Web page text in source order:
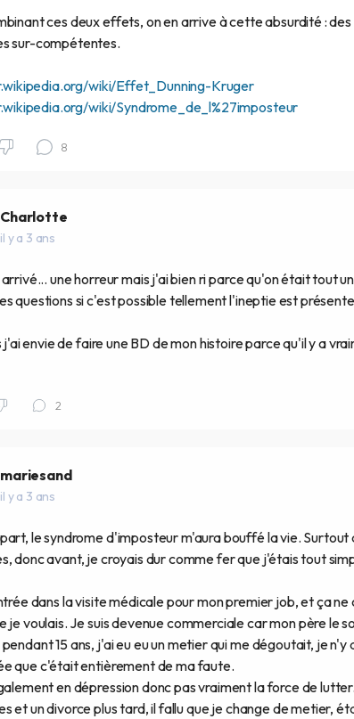
ces deux effets, on en arrive à cette absurdité :
sur-compétentes.
wiki/Effet_Dunning-Kruger
wiki/Syndrome_de_l%27imposteur
8
Charlotte
il y a 3 ans
une horreur mais j'ai bien ri parce qu'on était tout
questions si c'est possible tellement l'ineptie est
j'ai envie de faire une BD de mon histoire parce qu'il y a
2
mariesand
il y a 3 ans
le syndrome d'imposteur m'aura bouffé la vie. Surtout
donc avant, je croyais dur comme fer que j'étais tout
dans la visite médicale pour mon premier job, et ça
je voulais. Je suis devenue commerciale car mon père le
15 ans, j'ai eu eu un metier qui me dégoutait, je
que c'était entièrement de ma faute.
en dépression donc pas vraiment la force de lutter.
et un divorce plus tard, il fallu que je change de metier,